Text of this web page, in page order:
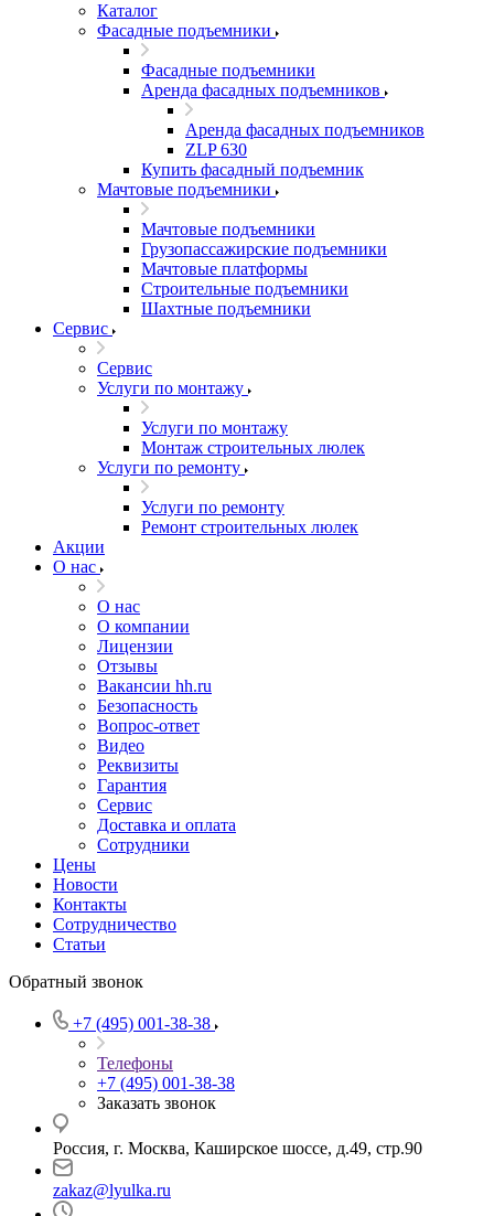
Каталог
Фасадные подъемники
Фасадные подъемники
Аренда фасадных подъемников
Аренда фасадных подъемников
ZLP 630
Купить фасадный подъемник
Мачтовые подъемники
Мачтовые подъемники
Грузопассажирские подъемники
Мачтовые платформы
Строительные подъемники
Шахтные подъемники
Сервис
Сервис
Услуги по монтажу
Услуги по монтажу
Монтаж строительных люлек
Услуги по ремонту
Услуги по ремонту
Ремонт строительных люлек
Акции
О нас
О нас
О компании
Лицензии
Отзывы
Вакансии hh.ru
Безопасность
Вопрос-ответ
Видео
Реквизиты
Гарантия
Сервис
Доставка и оплата
Сотрудники
Цены
Новости
Контакты
Сотрудничество
Статьи
Обратный звонок
+7 (495) 001-38-38
Телефоны
+7 (495) 001-38-38
Заказать звонок
Россия, г. Москва, Каширское шоссе, д.49, стр.90
zakaz@lyulka.ru